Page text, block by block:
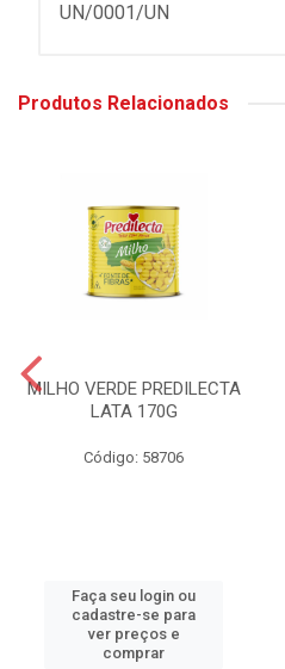
UN/0001/UN
Produtos Relacionados
MILHO VERDE PREDILECTA
LATA 170G
Código: 58706
Faça seu login ou
cadastre-se para
ver preços e
comprar